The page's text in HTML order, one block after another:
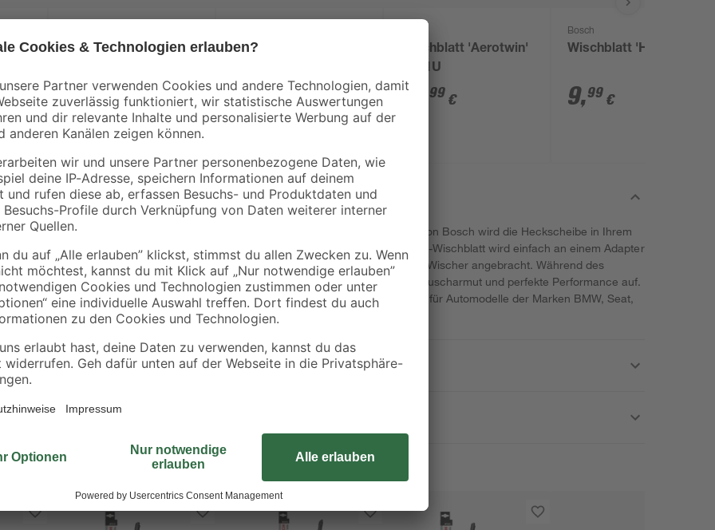
2
Wischblatt 'Aerotwin'
22,99€
Scheibenfrostschutz
7,99€
1,60 € / Liter
Wischblatt 'Aerotwin'
AP21U
19 99 €
Bosch
Wischblatt 'H353'
9,99 €
Mit dem Heckscheibenwischer 'Rear' A 330 H von Bosch wird die Heckscheibe in Ihrem
Auto schnell wieder sauber. Das flache Aerotwin-Wischblatt wird einfach an einem Adapter
an der Scheibe befestigt. Mit einem Klick ist der Wischer angebracht. Während des
Betriebs zeichnet er sich durch besondere Geräuscharmut und perfekte Performance auf.
Der Wischer mit einer Länge von 33 cm (13") ist für Automodelle der Marken BMW, Seat,
Skoda und Volkswagen verwendbar.